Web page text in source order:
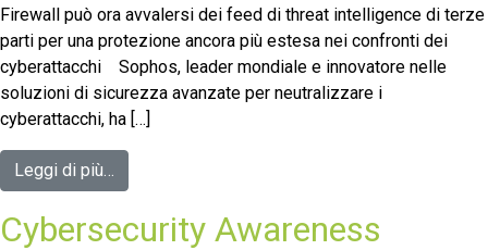
Firewall può ora avvalersi dei feed di threat intelligence di terze
parti per una protezione ancora più estesa nei confronti dei
cyberattacchi Sophos, leader mondiale e innovatore nelle
soluzioni di sicurezza avanzate per neutralizzare i
cyberattacchi, ha […]
Leggi di più…
Cybersecurity Awareness